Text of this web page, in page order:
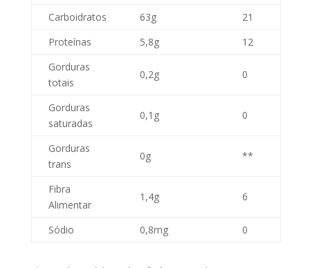
Carboidratos 63g
21
Proteínas
5,8g
12
Gorduras
totais
0,2g 0
Gorduras
saturadas
0,1g 0
Gorduras
trans
0g **
Fibra
Alimentar
1,4g 6
Sódio 0,8mg 0